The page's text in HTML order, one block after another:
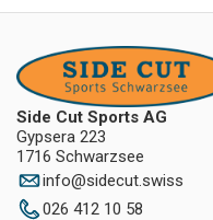
Side Cut Sports AG
Gypsera 223
1716 Schwarzsee
info@sidecut.swiss
026 412 10 58